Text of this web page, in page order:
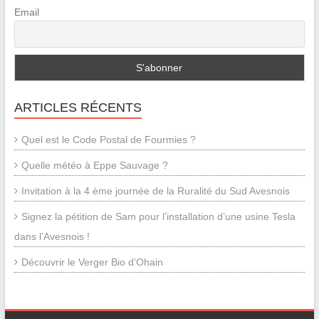
Email
ARTICLES RÉCENTS
Quel est le Code Postal de Fourmies ?
Quelle météo à Eppe Sauvage ?
Invitation à la 4 ème journée de la Ruralité du Sud Avesnois
Signez la pétition de Sam pour l’installation d’une usine Tesla
dans l’Avesnois !
Découvrir le Verger Bio d’Ohain